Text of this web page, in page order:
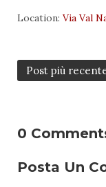
Location: Via Val
Post più
0
Posta Un